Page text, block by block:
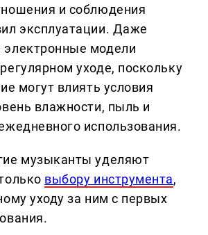
и соблюдения
эксплуатации. Даже
модели
уходе, поскольку
могут влиять условия
влажности, пыль и
использования.
музыканты уделяют
выбору инструмента,
уходу за ним с первых